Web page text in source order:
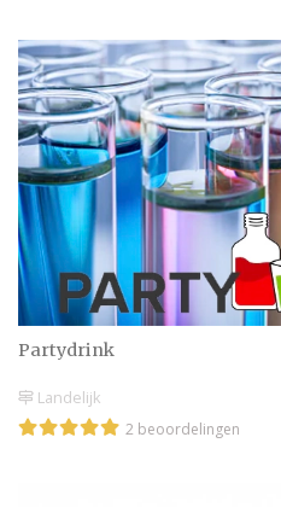
Partydrink
Landelijk
2 beoordelingen